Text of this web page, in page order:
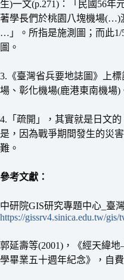
生)一文(p.271)：「民國56
著學長們於桃園八塊機場(…)
…」。所指是施測圖；而此1/
圖。
3.《臺灣省兵要地誌圖》上
場、彰化機場(鹿港東南機場)
4.「疏開」，其實就是日文
是，因為戰爭期間發生的災
難。
參考文獻：
中研院GIS研究專題中心_臺
https://gissrv4.sinica.edu.tw/gis/
郭延壽等(2001)，《經天緯
學畢業五十週年紀念》，自費